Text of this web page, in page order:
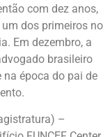
com dez anos,
dos primeiros no
Em dezembro, a
brasileiro
na época do pai de
–